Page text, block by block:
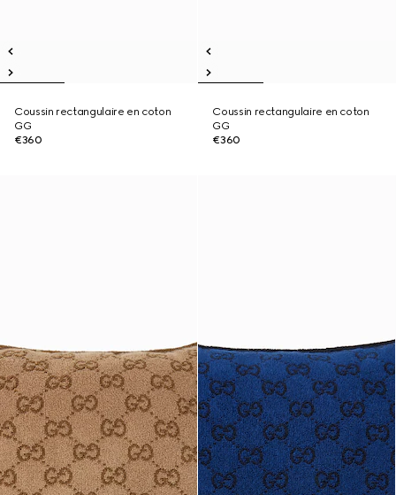
Coussin rectangulaire en coton
GG
€360
Coussin rectangulaire en coton
GG
€360